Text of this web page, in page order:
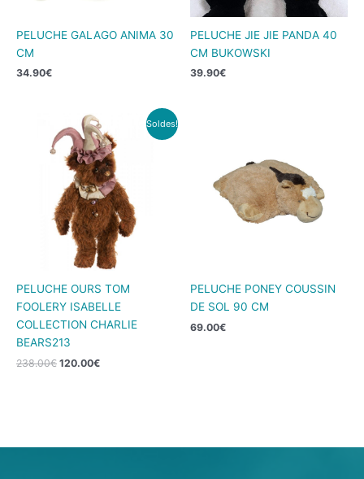
PELUCHE GALAGO ANIMA 30
CM
34.90€
PELUCHE JIE JIE PANDA 40
CM BUKOWSKI
39.90€
Soldes!
PELUCHE OURS TOM
FOOLERY ISABELLE
COLLECTION CHARLIE
BEARS213
238.00€
prix
initial
était :
238.00€.
120.00€
prix
actuel
est :
120.00€.
PELUCHE PONEY COUSSIN
DE SOL 90 CM
69.00€